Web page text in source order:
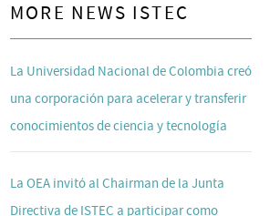
MORE NEWS ISTEC
La Universidad Nacional de Colombia creó
una corporación para acelerar y transferir
conocimientos de ciencia y tecnología
La OEA invitó al Chairman de la Junta
Directiva de ISTEC a participar como